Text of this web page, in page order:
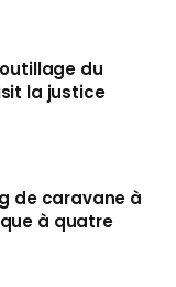
du
la justice
de caravane à
à quatre